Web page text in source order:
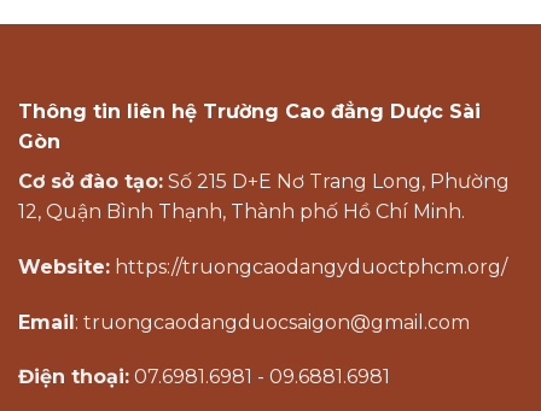
Thông tin liên hệ Trường Cao đẳng Dược Sài
Gòn
Cơ sở đào tạo: Số 215 D+E Nơ Trang Long, Phường
12, Quận Bình Thạnh, Thành phố Hồ Chí Minh.
Website: https://truongcaodangyduoctphcm.org/
Email: truongcaodangduocsaigon@gmail.com
Điện thoại: 07.6981.6981 - 09.6881.6981